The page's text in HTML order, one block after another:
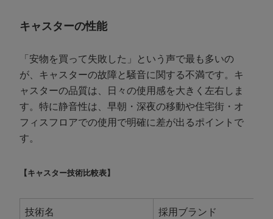
キャスターの性能
「安物を買って失敗した」という声で最も多いの
が、キャスターの故障と騒音に関する不満です。キ
ャスターの品質は、日々の使用感を大きく左右しま
す。特に静音性は、早朝・深夜の移動や住宅街・オ
フィスフロアでの使用で明確に差が出るポイントで
す。
【キャスター技術比較表】
技術名
採用ブランド